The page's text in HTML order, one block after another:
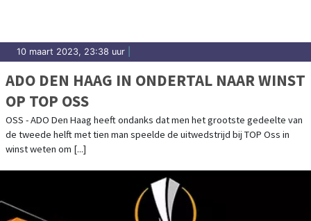
10 maart 2023, 23:38 uur
ADO DEN HAAG IN ONDERTAL NAAR WINST
OP TOP OSS
OSS - ADO Den Haag heeft ondanks dat men het grootste gedeelte van
de tweede helft met tien man speelde de uitwedstrijd bij TOP Oss in
winst weten om [...]